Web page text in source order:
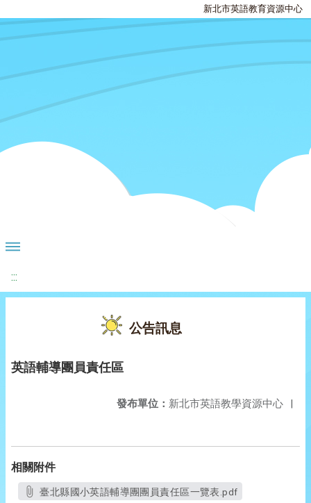
新北市英語教育資源中心
:::
公告訊息
英語輔導團員責任區
發布單位： 新北市英語教學資源中心 |
相關附件
臺北縣國小英語輔導團團員責任區一覽表.pdf